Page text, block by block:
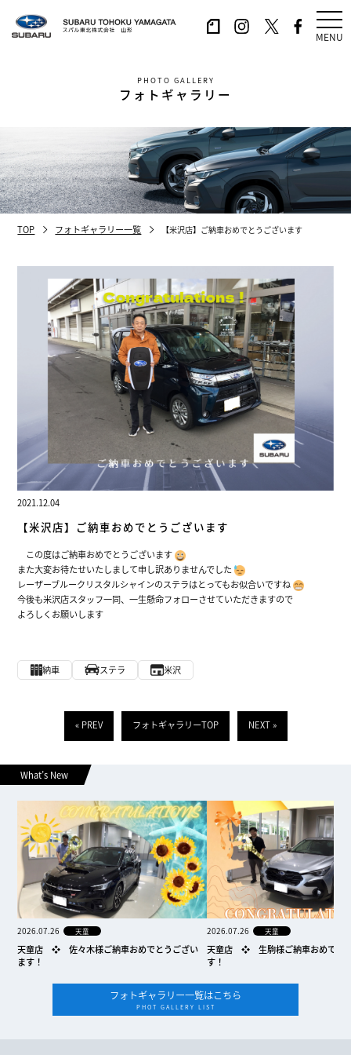
MENU
PHOTO GALLERY
フォトギャラリー
TOP フォトギャラリー一覧 【米沢店】ご納車おめでとうございます
2021.12.04
【米沢店】ご納車おめでとうございます
この度はご納車おめでとうございます
また大変お待たせいたしまして申し訳ありませんでした
レーザーブルークリスタルシャインのステラはとってもお似合いですね
今後も米沢店スタッフ一同、一生懸命フォローさせていただきますので
よろしくお願いします
納車 ステラ 米沢
« PREV フォトギャラリーTOP NEXT »
What’s New
2026.07.26 天童
天童店 ❖ 佐々木様ご納車おめでとうござい
ます！
2026.07.26 天童
天童店 ❖ 生駒様ご納車おめでと
す！
フォトギャラリー一覧はこちら
PHOT GALLERY LIST